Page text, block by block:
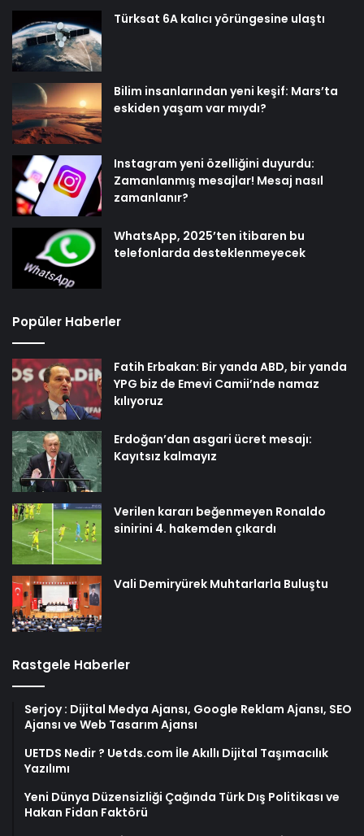
Türksat 6A kalıcı yörüngesine ulaştı
Bilim insanlarından yeni keşif: Mars’ta
eskiden yaşam var mıydı?
Instagram yeni özelliğini duyurdu:
Zamanlanmış mesajlar! Mesaj nasıl
zamanlanır?
WhatsApp, 2025’ten itibaren bu
telefonlarda desteklenmeyecek
Popüler Haberler
Fatih Erbakan: Bir yanda ABD, bir yanda
YPG biz de Emevi Camii’nde namaz
kılıyoruz
Erdoğan’dan asgari ücret mesajı:
Kayıtsız kalmayız
Verilen kararı beğenmeyen Ronaldo
sinirini 4. hakemden çıkardı
Vali Demiryürek Muhtarlarla Buluştu
Rastgele Haberler
Serjoy : Dijital Medya Ajansı, Google Reklam Ajansı, SEO
Ajansı ve Web Tasarım Ajansı
UETDS Nedir ? Uetds.com İle Akıllı Dijital Taşımacılık
Yazılımı
Yeni Dünya Düzensizliği Çağında Türk Dış Politikası ve
Hakan Fidan Faktörü